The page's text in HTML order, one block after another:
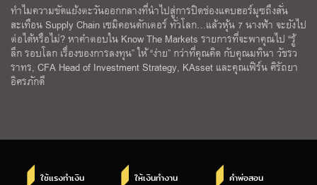
ทำไมความขัดแย้งตะวันออกกลางที่นำไปสู่การปิดช่องแคบฮอร์มุซถึงสั่น
สะเทือน Supply Chain เซมิคอนดักเตอร์ ทั่วโลก…แล้วหุ้น 7 นางฟ้า จะยังไป
ต่อได้หรือไม่? หาคำตอบใน Know The Markets รายการที่จะพาคุณไป “รู้
ลึก รอบโลก เรื่องของการลงทุน” ให้ “ง่าย” กว่าที่คุณคิด กับคุณมทินา วัชรว
ราทร, CFA Head of Investment Strategy, KAsset และคุณเฟิร์น ศิรัถยา
อิศรภักดี
ใช้แรงทำเงิน ให้เงินทำงาน คำพ่อสอน